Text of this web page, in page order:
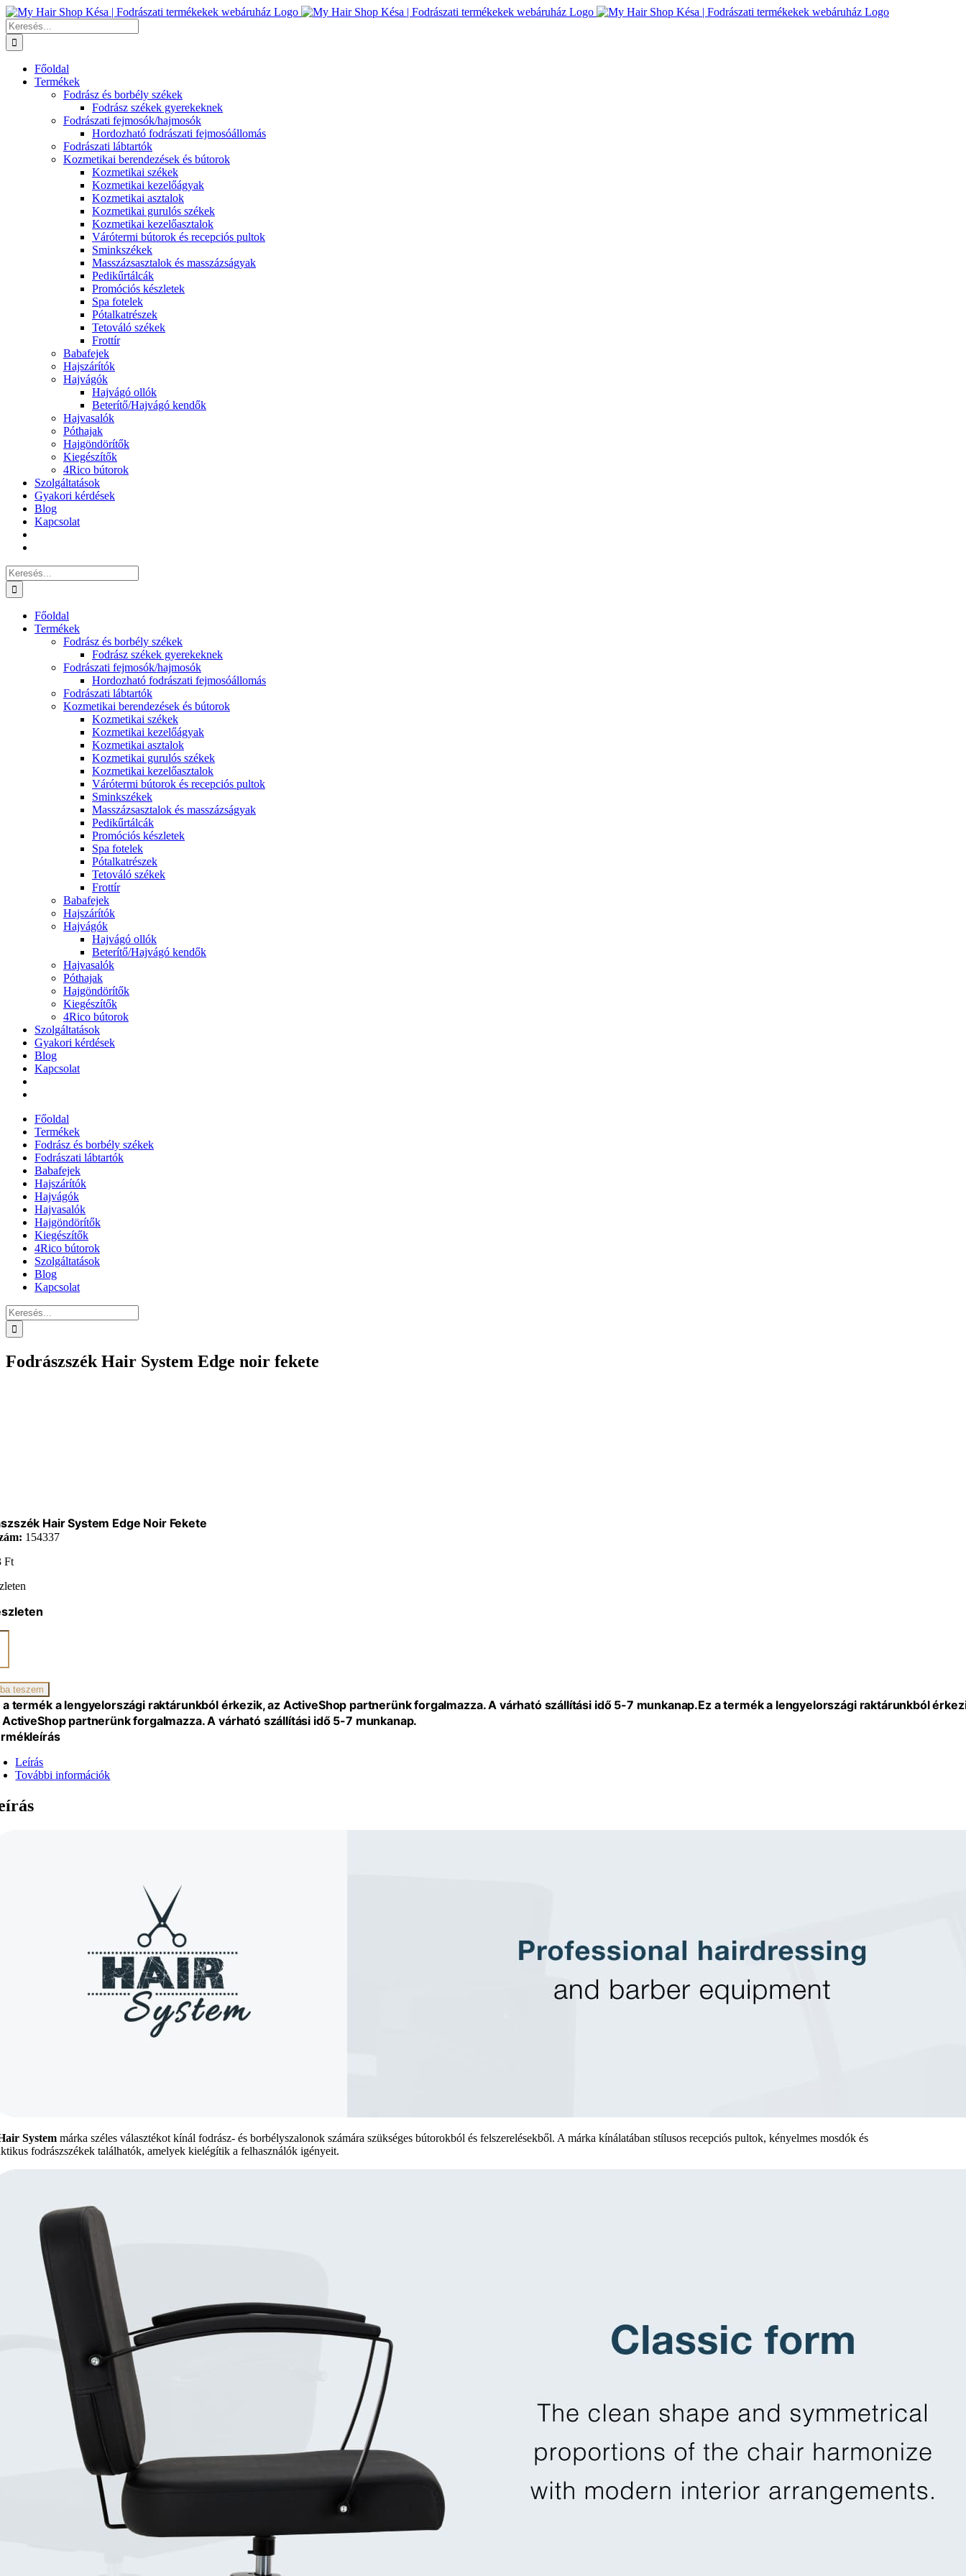
Kihagyás
Keresés...
Főoldal
Termékek
Fodrász és borbély székek
Fodrász székek gyerekeknek
Fodrászati fejmosók/hajmosók
Hordozható fodrászati fejmosóállomás
Fodrászati lábtartók
Kozmetikai berendezések és bútorok
Kozmetikai székek
Kozmetikai kezelőágyak
Kozmetikai asztalok
Kozmetikai gurulós székek
Kozmetikai kezelőasztalok
Várótermi bútorok és recepciós pultok
Sminkszékek
Masszázsasztalok és masszázságyak
Pedikűrtálcák
Promóciós készletek
Spa fotelek
Pótalkatrészek
Tetováló székek
Frottír
Babafejek
Hajszárítók
Hajvágók
Hajvágó ollók
Beterítő/Hajvágó kendők
Hajvasalók
Póthajak
Hajgöndörítők
Kiegészítők
4Rico bútorok
Szolgáltatások
Gyakori kérdések
Blog
Kapcsolat
Keresés...
Főoldal
Termékek
Fodrász és borbély székek
Fodrász székek gyerekeknek
Fodrászati fejmosók/hajmosók
Hordozható fodrászati fejmosóállomás
Fodrászati lábtartók
Kozmetikai berendezések és bútorok
Kozmetikai székek
Kozmetikai kezelőágyak
Kozmetikai asztalok
Kozmetikai gurulós székek
Kozmetikai kezelőasztalok
Várótermi bútorok és recepciós pultok
Sminkszékek
Masszázsasztalok és masszázságyak
Pedikűrtálcák
Promóciós készletek
Spa fotelek
Pótalkatrészek
Tetováló székek
Frottír
Babafejek
Hajszárítók
Hajvágók
Hajvágó ollók
Beterítő/Hajvágó kendők
Hajvasalók
Póthajak
Hajgöndörítők
Kiegészítők
4Rico bútorok
Szolgáltatások
Gyakori kérdések
Blog
Kapcsolat
Főoldal
Termékek
Fodrász és borbély székek
Fodrászati lábtartók
Babafejek
Hajszárítók
Hajvágók
Hajvasalók
Hajgöndörítők
Kiegészítők
4Rico bútorok
Szolgáltatások
Blog
Kapcsolat
Keresés...
Fodrászszék Hair System Edge noir fekete
Hair System Edge Noir Fekete
154337
Ft
teszem
a termék a lengyelországi raktárunkból érkezik, az ActiveShop partnerünk forgalmazza. A várható szállítási idő 5-7 munkanap.Ez a termék a lengyelországi raktárunkból
ActiveShop partnerünk forgalmazza. A várható szállítási idő 5-7 munkanap.
Leírás
További információk
Systemmárka széles választékot kínál fodrász- és borbélyszalonok számára szükséges bútorokból és felszerelésekből. A márka kínálatában stílusos recepciós pultok, kényelmes mosdók és
fodrászszékek találhatók, amelyek kielégítik a felhasználók igényeit.